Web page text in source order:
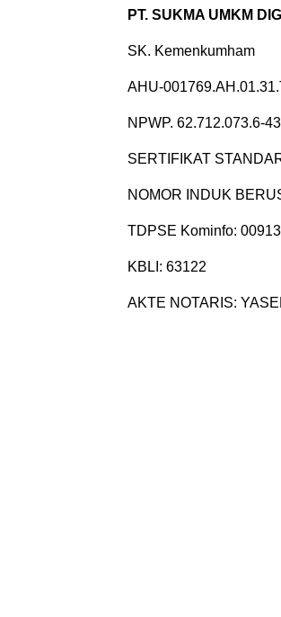
PT. SUKMA UMKM
SK. Kemenkumham
AHU-
NPWP. 62.712.073.6-
SERTIFIKAT
NOMOR INDUK
TDPSE Kominfo:
KBLI: 63122
AKTE NOTARIS: